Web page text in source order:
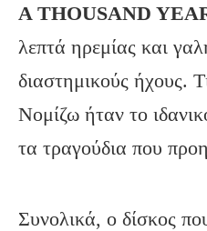
A THOUSAND
λεπτά ηρεμίας και
διαστημικούς ήχους.
Νομίζω ήταν το
τα τραγούδια που
Συνολικά, ο δίσκος